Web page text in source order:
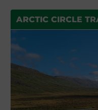
ARCTIC CIRCLE